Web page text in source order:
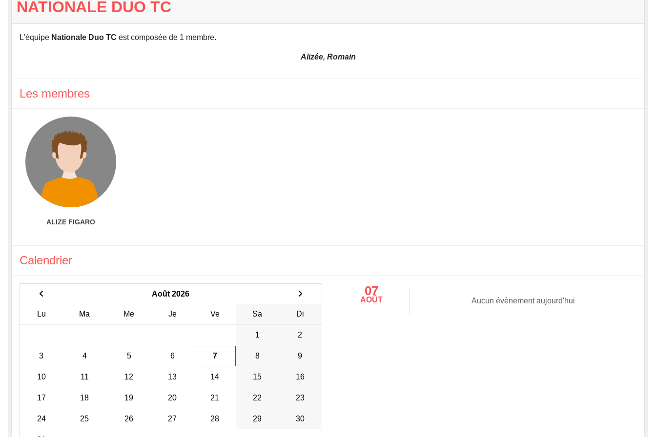
NATIONALE DUO TC
L'équipe Nationale Duo TC est composée de 1 membre.
Alizée, Romain
Les membres
ALIZE FIGARO
Calendrier
Août 2026
Lu Ma Me Je Ve Sa Di
1 2
3 4 5 6 7 8 9
10 11 12 13 14 15 16
17 18 19 20 21 22 23
24 25 26 27 28 29 30
07
AOÛT Aucun évènement aujourd'hui